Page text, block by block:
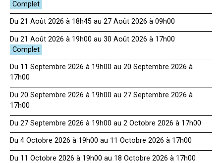
Du 21 Août 2026 à 18h45 au 27 Août 2026 à 09h00
Du 21 Août 2026 à 19h00 au 30 Août 2026 à 17h00
Du 11 Septembre 2026 à 19h00 au 20 Septembre 2026 à
17h00
Du 20 Septembre 2026 à 19h00 au 27 Septembre 2026 à
17h00
Du 27 Septembre 2026 à 19h00 au 2 Octobre 2026 à 17h00
Du 4 Octobre 2026 à 19h00 au 11 Octobre 2026 à 17h00
Du 11 Octobre 2026 à 19h00 au 18 Octobre 2026 à 17h00